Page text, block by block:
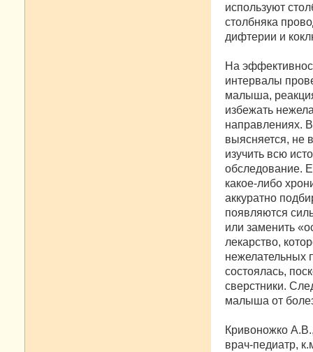
используют
столбняка
дифтерии и
На
интервалы
малыша,
избежать
направлениях.
выясняется, не
изучить всю
обследование.
какое-либо
аккуратно
появляются
или заменить
лекарство,
нежелательных
состоялась,
сверстники.
малыша от
Кривоножко
врач-педиатр,